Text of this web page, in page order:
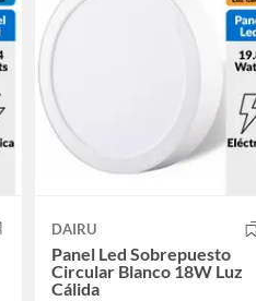
DAIRU
Panel Led Sobrepuesto
Circular Blanco 18W Luz
Cálida